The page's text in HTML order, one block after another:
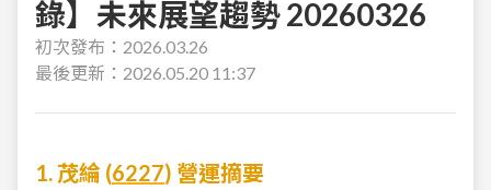
錄】未來展望趨勢 20260326
初次發布： 2026.03.26
最後更新： 2026.05.20 11:37
1. 茂綸 (6227) 營運摘要